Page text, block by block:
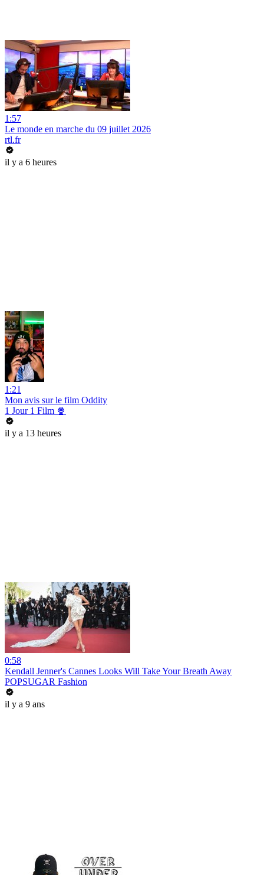
1:57
Le monde en marche du 09 juillet 2026
rtl.fr
il y a 6 heures
1:21
Mon avis sur le film Oddity
1 Jour 1 Film 🍿
il y a 13 heures
0:58
Kendall Jenner's Cannes Looks Will Take Your Breath Away
POPSUGAR Fashion
il y a 9 ans